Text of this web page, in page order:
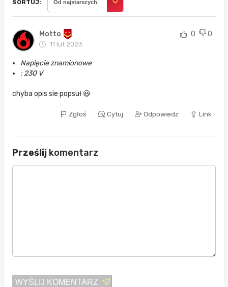
SORTUJ: Od najstarszych
Motto
11 lut 2023
0 0
Napięcie znamionowe
: 230 V
chyba opis sie popsuł 😃
Zgłoś Cytuj Odpowiedz Link
Prześlij komentarz
WYŚLIJ KOMENTARZ